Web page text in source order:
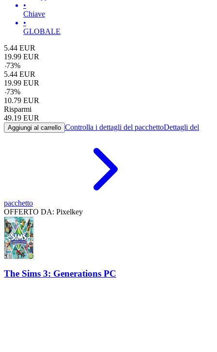
•
Chiave
•
GLOBALE
5.44 EUR
19.99 EUR
-73%
5.44 EUR
19.99 EUR
-73%
10.79 EUR
Risparmi
49.19 EUR
Aggiungi al carrello Controlla i dettagli del pacchettoDettagli del
pacchetto
OFFERTO DA: Pixelkey
The Sims 3: Generations PC